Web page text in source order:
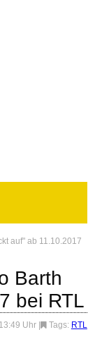
auf" ab 11.10.2017
Barth
bei RTL
Uhr Tags: RTL